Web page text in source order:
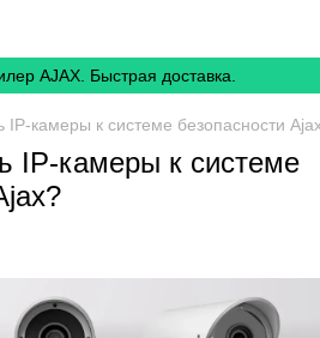
AJAX. Быстрая доставка.
IP-камеры к системе безопасности
IP-камеры к системе